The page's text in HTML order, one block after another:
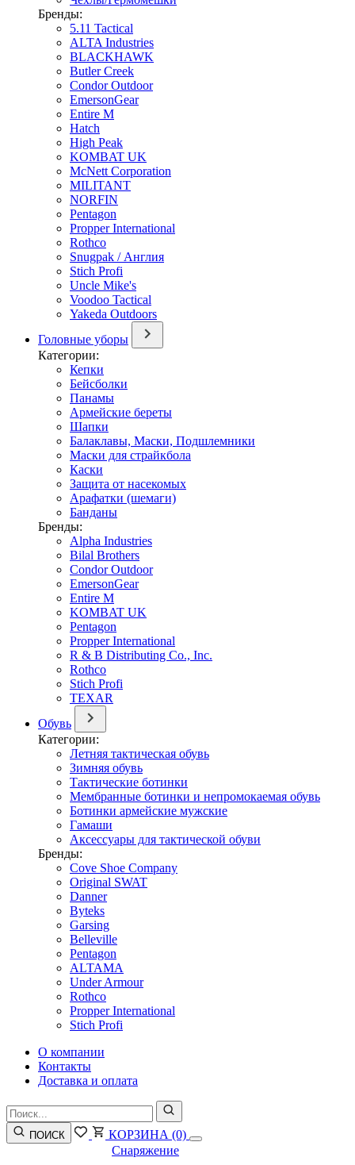
Бренды:
5.11 Tactical
ALTA Industries
BLACKHAWK
Butler Creek
Condor Outdoor
EmersonGear
Entire M
Hatch
High Peak
KOMBAT UK
McNett Corporation
MILITANT
NORFIN
Pentagon
Propper International
Rothco
Snugpak / Англия
Stich Profi
Uncle Mike's
Voodoo Tactical
Yakeda Outdoors
Головные уборы
Категории:
Кепки
Бейсболки
Панамы
Армейские береты
Шапки
Балаклавы, Маски, Подшлемники
Маски для страйкбола
Каски
Защита от насекомых
Арафатки (шемаги)
Банданы
Бренды:
Alpha Industries
Bilal Brothers
Condor Outdoor
EmersonGear
Entire M
KOMBAT UK
Pentagon
Propper International
R & B Distributing Co., Inc.
Rothco
Stich Profi
TEXAR
Обувь
Категории:
Летняя тактическая обувь
Зимняя обувь
Тактические ботинки
Мембранные ботинки и непромокаемая обувь
Ботинки армейские мужские
Гамаши
Аксессуары для тактической обуви
Бренды:
Cove Shoe Company
Original SWAT
Danner
Byteks
Garsing
Belleville
Pentagon
ALTAMA
Under Armour
Rothco
Propper International
Stich Profi
О компании
Контакты
Доставка и оплата
ПОИСК КОРЗИНА (0)
Снаряжение